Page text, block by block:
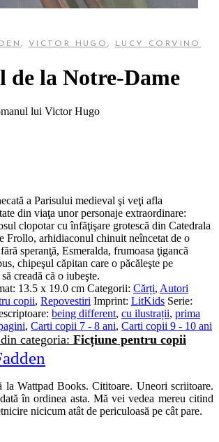
, VICTOR HUGO, LUCY CORVINO
de la Notre-Dame
lui Victor Hugo
a Parisului medieval şi veţi afla
din viaţa unor personaje extraordinare:
clopotar cu înfăţişare grotescă din Catedrala
Frollo, arhidiaconul chinuit neîncetat de o
speranţă, Esmeralda, frumoasa ţigancă
chipeşul căpitan care o păcăleşte pe
creadă că o iubeşte.
13.5 x 19.0 cm Categorii: Cărți, Autori
copii, Repovestiri Imprint: LitKids Serie:
being different, cu ilustrații, prima
, Carti copii 7 - 8 ani, Carti copii 9 - 10 ani
categoria: Ficțiune pentru copii
la Wattpad Books. Cititoare. Uneori scriitoare.
în ordinea asta. Mă vei vedea mereu citind
nicicum atât de periculoasă pe cât pare.